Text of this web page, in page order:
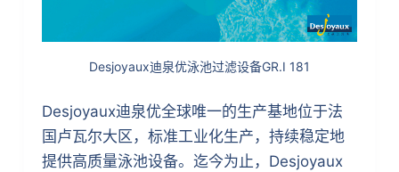
Desjoyaux迪泉优泳池过滤设备GR.I 181
Desjoyaux迪泉优全球唯一的生产基地位于法
国卢瓦尔大区，标准工业化生产，持续稳定地
提供高质量泳池设备。迄今为止，Desjoyaux